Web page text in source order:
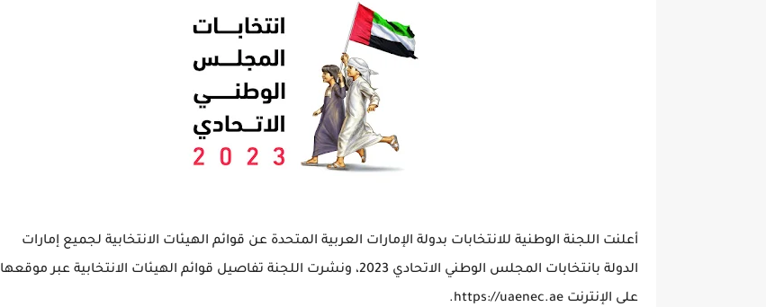
أعلنت اللجنة الوطنية للانتخابات بدولة الإمارات العربية المتحدة عن قوائم الهيئات الانتخابية لجميع إمارات
الدولة بانتخابات المجلس الوطني الاتحادي 2023، ونشرت اللجنة تفاصيل قوائم الهيئات الانتخابية عبر موقعها
على الإنترنت https://uaenec.ae.